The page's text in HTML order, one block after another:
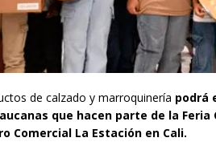
de calzado y marroquinería podrá
que hacen parte de la
Comercial La Estación en Cali.